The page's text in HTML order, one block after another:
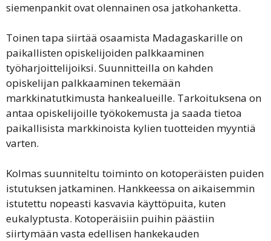
siemenpankit ovat olennainen osa jatkohanketta.
Toinen tapa siirtää osaamista Madagaskarille on
paikallisten opiskelijoiden palkkaaminen
työharjoittelijoiksi. Suunnitteilla on kahden
opiskelijan palkkaaminen tekemään
markkinatutkimusta hankealueille. Tarkoituksena on
antaa opiskelijoille työkokemusta ja saada tietoa
paikallisista markkinoista kylien tuotteiden myyntiä
varten.
Kolmas suunniteltu toiminto on kotoperäisten puiden
istutuksen jatkaminen. Hankkeessa on aikaisemmin
istutettu nopeasti kasvavia käyttöpuita, kuten
eukalyptusta. Kotoperäisiin puihin päästiin
siirtymään vasta edellisen hankekauden